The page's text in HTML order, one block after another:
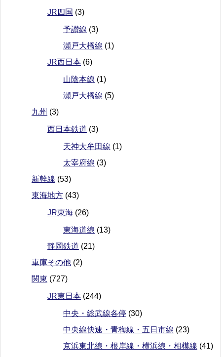
JR四国 (3)
予讃線 (3)
瀬戸大橋線 (1)
JR西日本 (6)
山陰本線 (1)
瀬戸大橋線 (5)
九州 (3)
西日本鉄道 (3)
天神大牟田線 (1)
太宰府線 (3)
新幹線 (53)
東海地方 (43)
JR東海 (26)
東海道線 (13)
静岡鉄道 (21)
車庫その他 (2)
関東 (727)
JR東日本 (244)
中央・総武線各停 (30)
中央線快速・青梅線・五日市線 (23)
京浜東北線・根岸線・横浜線・相模線 (41)